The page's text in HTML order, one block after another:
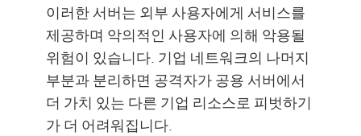
이러한 서버는 외부 사용자에게 서비스를
제공하며 악의적인 사용자에 의해 악용될
위험이 있습니다. 기업 네트워크의 나머지
부분과 분리하면 공격자가 공용 서버에서
더 가치 있는 다른 기업 리소스로 피벗하기
가 더 어려워집니다.